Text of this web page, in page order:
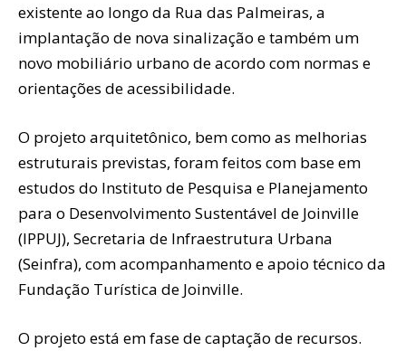
existente ao longo da Rua das Palmeiras, a
implantação de nova sinalização e também um
novo mobiliário urbano de acordo com normas e
orientações de acessibilidade.
O projeto arquitetônico, bem como as melhorias
estruturais previstas, foram feitos com base em
estudos do Instituto de Pesquisa e Planejamento
para o Desenvolvimento Sustentável de Joinville
(IPPUJ), Secretaria de Infraestrutura Urbana
(Seinfra), com acompanhamento e apoio técnico da
Fundação Turística de Joinville.
O projeto está em fase de captação de recursos.